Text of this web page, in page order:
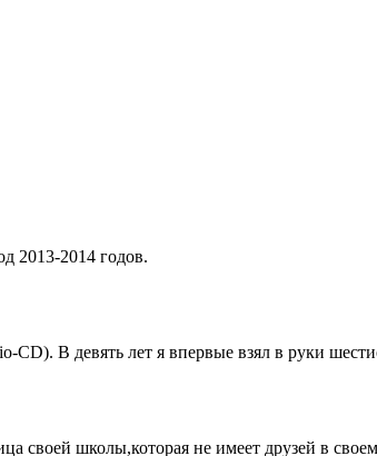
2013-2014 годов.
CD). В девять лет я впервые взял в руки
своей школы,которая не имеет друзей в